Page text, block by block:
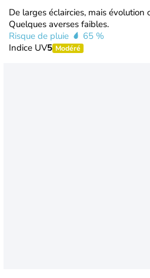
De larges éclaircies, mais évolution
Quelques averses faibles.
Risque de pluie
65 %
Indice UV5 Modéré